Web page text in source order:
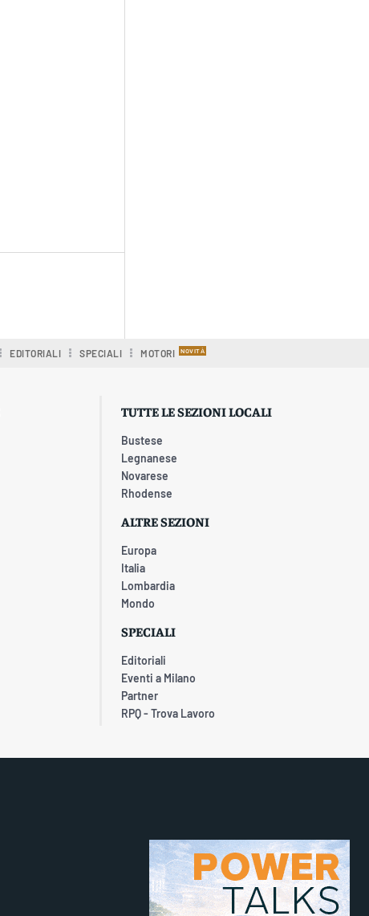
EDITORIALI SPECIALI MOTORI
TUTTE LE SEZIONI LOCALI
Bustese
Legnanese
Novarese
Rhodense
ALTRE SEZIONI
Europa
Italia
Lombardia
Mondo
SPECIALI
Editoriali
Eventi a Milano
Partner
RPQ - Trova Lavoro